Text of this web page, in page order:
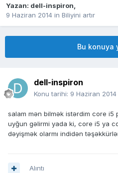
Yazan: dell-inspiron,
9 Haziran 2014 in Biliyini artır
Bu konuya
dell-inspiron
Konu tarihi: 9 Haziran 2014
salam mən bilmək istərdim core i5
uyğun gəlirmi yada ki, core i5 ya
dəyişmək olarmı indidən
Alıntı